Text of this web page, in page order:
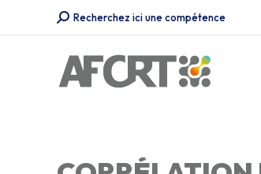
Recherche
Recherchez ici une compétence